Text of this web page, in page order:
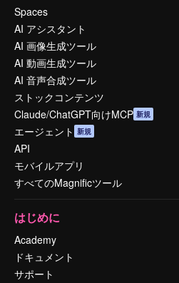
Spaces
AI アシスタント
AI 画像生成ツール
AI 動画生成ツール
AI 音声合成ツール
ストックコンテンツ
Claude/ChatGPT向けMCP 新規
エージェント 新規
API
モバイルアプリ
すべてのMagnificツール
はじめに
Academy
ドキュメント
サポート